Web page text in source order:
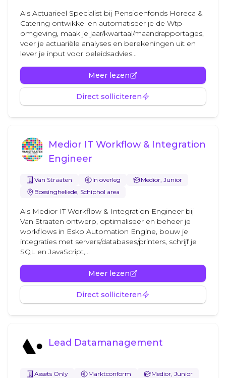
Als Actuarieel Specialist bij Pensioenfonds Horeca &
Catering ontwikkel en automatiseer je de Wtp-
omgeving, maak je jaar/kwartaal/maandrapportages,
voer je actuariële analyses en berekeningen uit en
lever je input voor beleidsadvies...
Meer lezen
Direct solliciteren
Medior IT Workflow & Integration
Engineer
Van Straaten In overleg
Medior, Junior
Boesingheliede, Schiphol area
Als Medior IT Workflow & Integration Engineer bij
Van Straaten ontwerp, optimaliseer en beheer je
workflows in Esko Automation Engine, bouw je
integraties met servers/databases/printers, schrijf je
SQL en JavaScript,...
Meer lezen
Direct solliciteren
Lead Datamanagement
Assets Only Marktconform
Medior, Junior